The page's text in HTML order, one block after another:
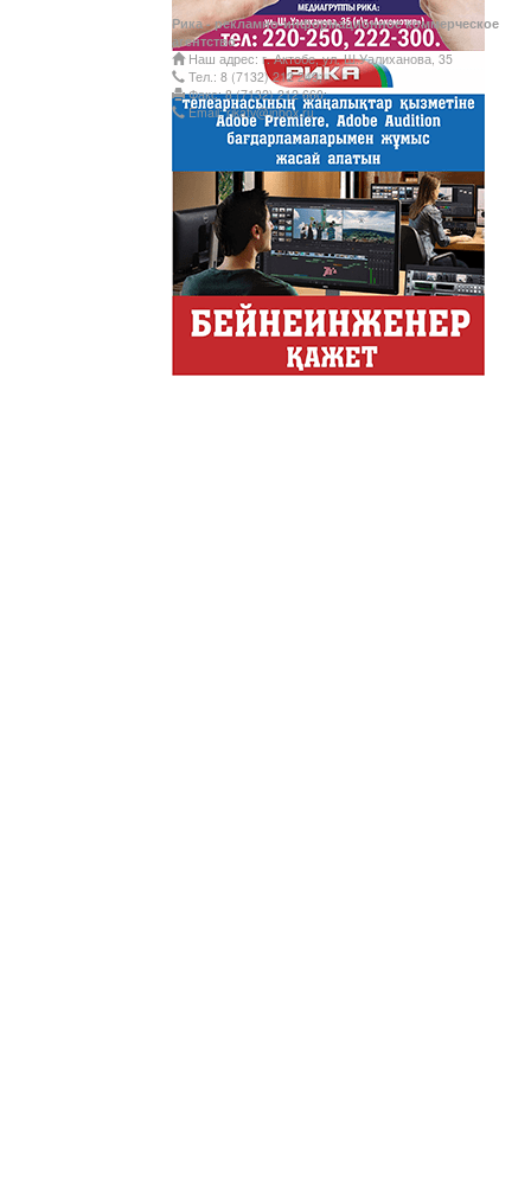
Рика - рекламно-информационное коммерческое
агентство
Наш адрес: г. Актобе, ул. Ш.Уалиханова, 35
Тел.: 8 (7132) 212 249;
Факс: 8 (7132) 212 660;
Email: rikatv@inbox.ru